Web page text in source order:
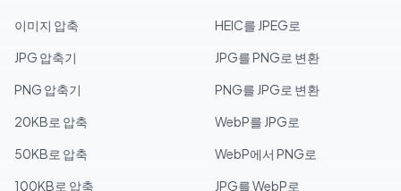
이미지 압축
JPG 압축기
PNG 압축기
20KB로 압축
50KB로 압축
100KB로 압축
HEIC를 JPEG로
JPG를 PNG로 변환
PNG를 JPG로 변환
WebP를 JPG로
WebP에서 PNG로
JPG를 WebP로